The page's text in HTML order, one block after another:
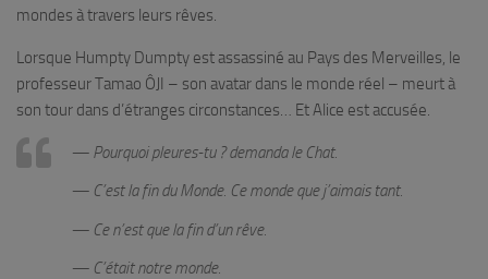
mondes à travers leurs rêves.
Lorsque Humpty Dumpty est assassiné au Pays des Merveilles, le
professeur Tamao ÔJI – son avatar dans le monde réel – meurt à
son tour dans d’étranges circonstances… Et Alice est accusée.
— Pourquoi pleures-tu ? demanda le Chat.
— C’est la fin du Monde. Ce monde que j’aimais tant.
— Ce n’est que la fin d’un rêve.
— C’était notre monde.